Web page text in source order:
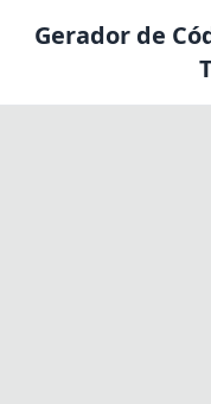
Gerador de